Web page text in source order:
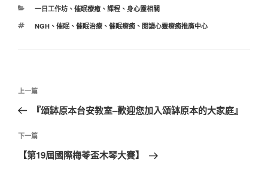
分
一日工作坊、 催眠療癒、 課程、 身心靈相關
標
NGH、 催眠、 催眠治療、 催眠療癒、 閱讀心靈療癒推廣中心
文
導
覽
上
一
文
章
上一篇
『頌缽原本台安教室–歡迎您加入頌缽原本的大家庭』
下
一
下一篇
【第19屆國際梅苓盃木琴大賽】